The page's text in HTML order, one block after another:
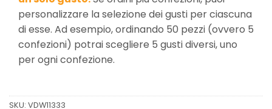
personalizzare la selezione dei gusti per ciascuna
di esse. Ad esempio, ordinando 50 pezzi (ovvero 5
confezioni) potrai scegliere 5 gusti diversi, uno
per ogni confezione.
SKU: VDW11333